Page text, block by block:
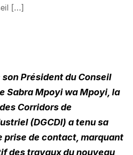
[…]
Président du Conseil
Sabra Mpoyi wa Mpoyi, la
Corridors de
(DGCDI) a tenu sa
prise de contact, marquant
des travaux du nouveau